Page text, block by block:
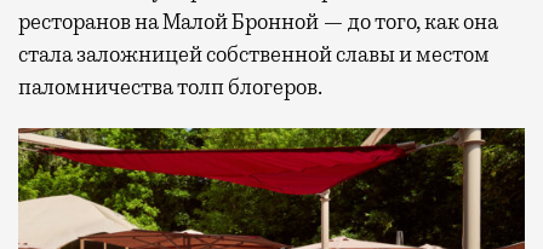
ресторанов на Малой Бронной — до того, как она
стала заложницей собственной славы и местом
паломничества толп блогеров.